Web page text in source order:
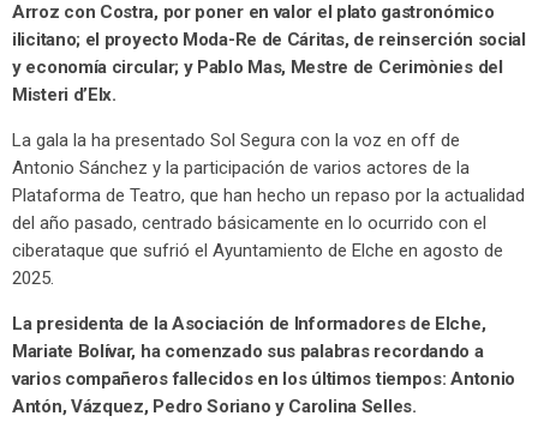
Arroz con Costra, por poner en valor el plato gastronómico
ilicitano; el proyecto Moda-Re de Cáritas, de reinserción social
y economía circular; y Pablo Mas, Mestre de Cerimònies del
Misteri d’Elx.
La gala la ha presentado Sol Segura con la voz en off de
Antonio Sánchez y la participación de varios actores de la
Plataforma de Teatro, que han hecho un repaso por la actualidad
del año pasado, centrado básicamente en lo ocurrido con el
ciberataque que sufrió el Ayuntamiento de Elche en agosto de
2025.
La presidenta de la Asociación de Informadores de Elche,
Mariate Bolívar, ha comenzado sus palabras recordando a
varios compañeros fallecidos en los últimos tiempos: Antonio
Antón, Vázquez, Pedro Soriano y Carolina Selles.